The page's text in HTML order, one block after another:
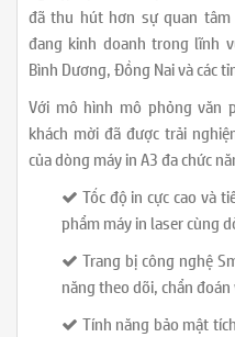
đã thu hút hơn sự quan tâm
đang kinh doanh trong lĩnh
Bình Dương, Đồng Nai và các
Với mô hình mô phỏng văn
khách mời đã được trải
của dòng máy in A3 đa chức
Tốc độ in cực cao và
phẩm máy in laser cùng
Trang bị công nghệ
năng theo dõi, chẩn
Tính năng bảo mật